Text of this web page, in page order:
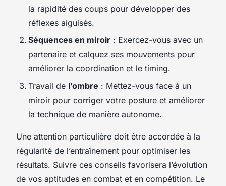
la rapidité des coups pour développer des
réflexes aiguisés.
Séquences en miroir : Exercez-vous avec un
partenaire et calquez ses mouvements pour
améliorer la coordination et le timing.
Travail de l’ombre : Mettez-vous face à un
miroir pour corriger votre posture et améliorer
la technique de manière autonome.
Une attention particulière doit être accordée à la
régularité de l’entraînement pour optimiser les
résultats. Suivre ces conseils favorisera l’évolution
de vos aptitudes en combat et en compétition. Le